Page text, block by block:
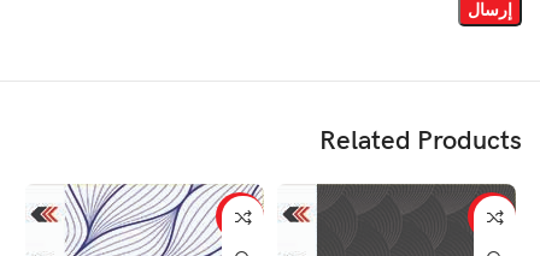
Related Products
-14%
-14%